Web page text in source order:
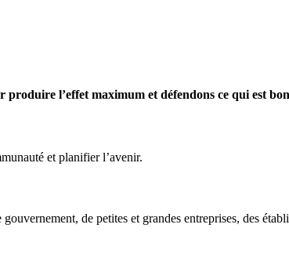
produire l’effet maximum et défendons ce qui est
et planifier l’avenir.
de petites et grandes entreprises, des